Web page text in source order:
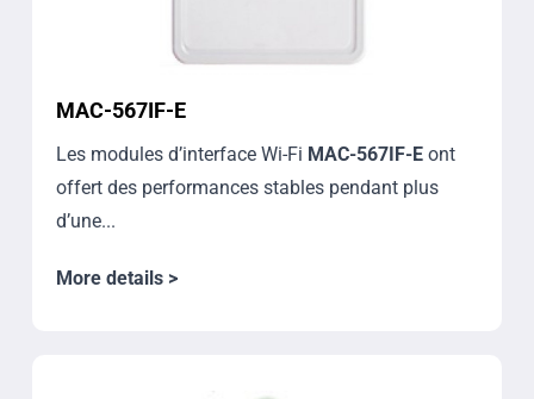
MAC-567IF-E
Les modules d’interface Wi-Fi MAC-567IF-Eont
offert des performances stables pendant plus
d’une...
More details >